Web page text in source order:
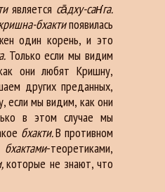
является са̄дху-сан̇га.
бхактипоявилась
один корень, и это
Только если мы видим
они любят Кришну,
других преданных,
если мы видим, как они
в этом случае мы
бхакти.В противном
бхактами-теоретиками,
которые не знают, что